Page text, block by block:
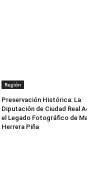
Región
Preservación Histórica: La
Diputación de Ciudad Real
el Legado Fotográfico de
Herrera Piña